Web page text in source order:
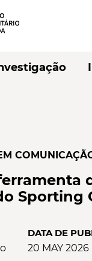
Sporting
DATA DE
20 MAY 2026